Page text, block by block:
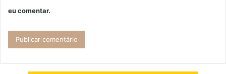
eu comentar.